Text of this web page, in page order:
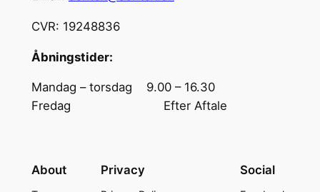
CVR: 19248836
Åbningstider:
Mandag – torsdag 9.00 – 16.30
Fredag Efter Aftale
About Privacy Social